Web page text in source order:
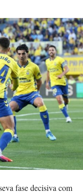
fase decisiva com